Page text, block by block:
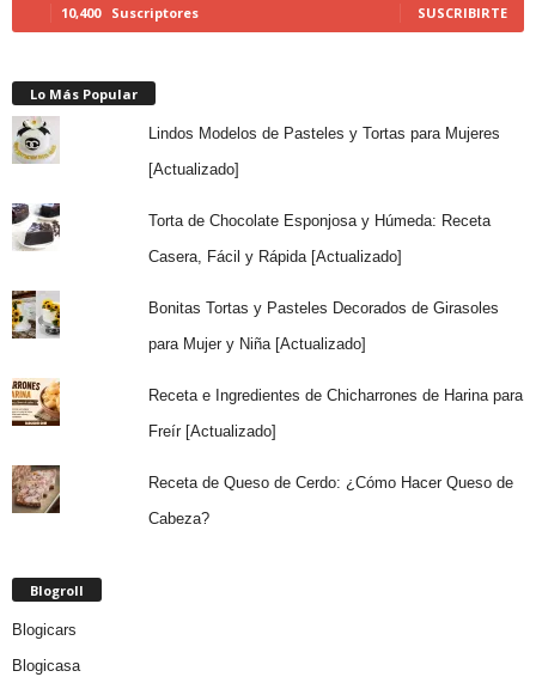
10,400 Suscriptores SUSCRIBIRTE
Lo Más Popular
Lindos Modelos de Pasteles y Tortas para Mujeres
[Actualizado]
Torta de Chocolate Esponjosa y Húmeda: Receta
Casera, Fácil y Rápida [Actualizado]
Bonitas Tortas y Pasteles Decorados de Girasoles
para Mujer y Niña [Actualizado]
Receta e Ingredientes de Chicharrones de Harina para
Freír [Actualizado]
Receta de Queso de Cerdo: ¿Cómo Hacer Queso de
Cabeza?
Blogroll
Blogicars
Blogicasa